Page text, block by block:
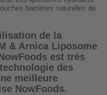
barrières naturelles de
de la
& Arnica Liposome
est très
des
meilleure
NowFoods.